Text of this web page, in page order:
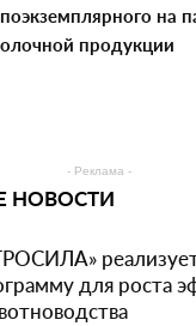
на
продукции
- Реклама -
НОВОСТИ
для роста